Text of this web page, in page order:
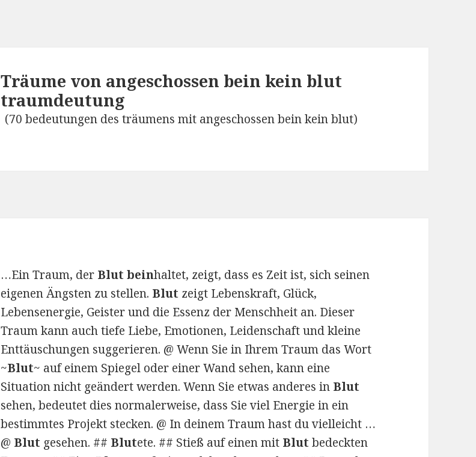
Träume von angeschossen bein kein blut
traumdeutung
(70 bedeutungen des träumens mit angeschossen bein kein blut)
…Ein Traum, der Blut beinhaltet, zeigt, dass es Zeit ist, sich seinen
eigenen Ängsten zu stellen. Blut zeigt Lebenskraft, Glück,
Lebensenergie, Geister und die Essenz der Menschheit an. Dieser
Traum kann auch tiefe Liebe, Emotionen, Leidenschaft und kleine
Enttäuschungen suggerieren. @ Wenn Sie in Ihrem Traum das Wort
~Blut~ auf einem Spiegel oder einer Wand sehen, kann eine
Situation nicht geändert werden. Wenn Sie etwas anderes in Blut
sehen, bedeutet dies normalerweise, dass Sie viel Energie in ein
bestimmtes Projekt stecken. @ In deinem Traum hast du vielleicht …
@ Blut gesehen. ## Blutete. ## Stieß auf einen mit Blut bedeckten